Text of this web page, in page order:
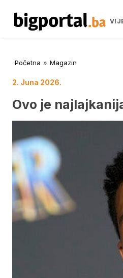
Početna » Magazin
2. Juna 2026.
Ovo je